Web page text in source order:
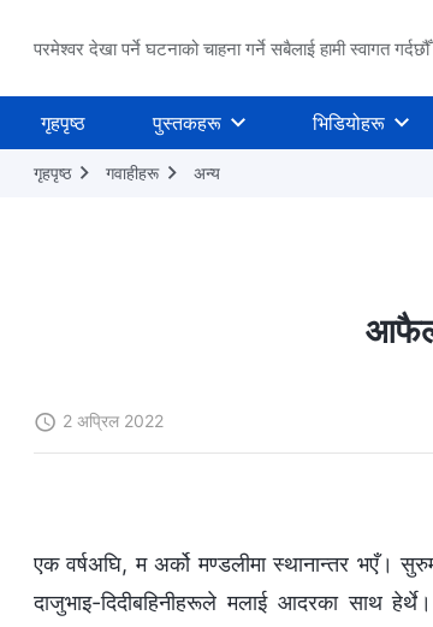
परमेश्वर देखा पर्ने घटनाको चाहना गर्ने सबैलाई हामी स्वागत
गृहपृष्ठ पुस्तकहरू भिडियोहरू
गृहपृष्ठ गवाहीहरू अन्य
2 अप्रिल 2022
एक वर्षअघि, म अर्को मण्डलीमा स्थानान्तर भएँ।
दाजुभाइ-दिदीबहिनीहरूले मलाई आदरका साथ